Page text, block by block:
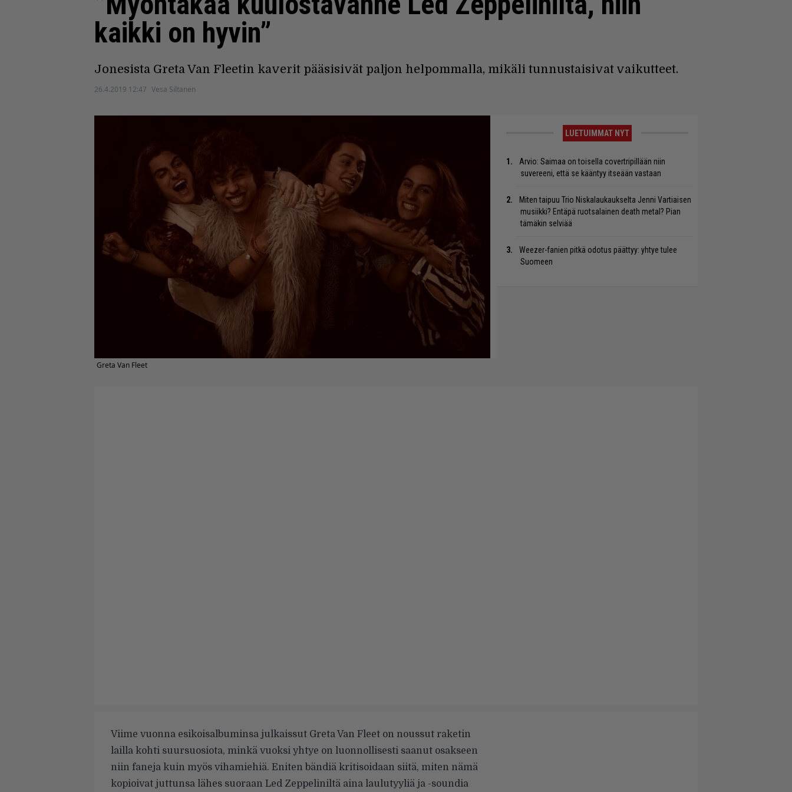
kaikki on hyvin”
Jonesista Greta Van Fleetin kaverit pääsisivät paljon helpommalla, mikäli tunnustaisivat vaikutteet.
26.4.2019 12:47 Vesa Siltanen
Greta Van Fleet
LUETUIMMAT NYT
Arvio: Saimaa on toisella covertripillään niin
suvereeni, että se kääntyy itseään vastaan
Miten taipuu Trio Niskalaukaukselta Jenni Vartiaisen
musiikki? Entäpä ruotsalainen death metal? Pian
tämäkin selviää
Weezer-fanien pitkä odotus päättyy: yhtye tulee
Suomeen
Viime vuonna esikoisalbuminsa julkaissut Greta Van Fleet on noussut raketin
lailla kohti suursuosiota, minkä vuoksi yhtye on luonnollisesti saanut osakseen
niin faneja kuin myös vihamiehiä. Eniten bändiä kritisoidaan siitä, miten nämä
kopioivat juttunsa lähes suoraan Led Zeppeliniltä aina laulutyyliä ja -soundia